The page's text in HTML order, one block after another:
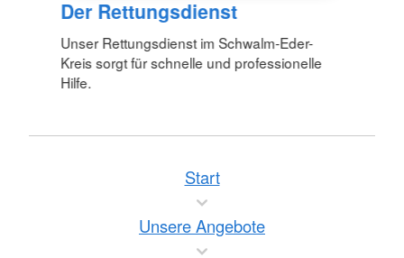
Der Rettungsdienst
Unser Rettungsdienst im Schwalm-Eder-
Kreis sorgt für schnelle und professionelle
Hilfe.
Start
Unsere Angebote